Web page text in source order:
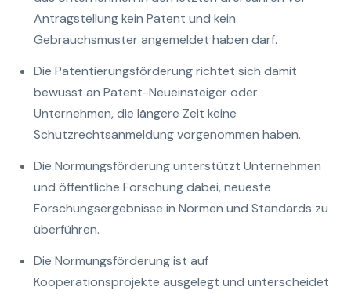
Antragstellung kein Patent und kein
Gebrauchsmuster angemeldet haben darf.
Die Patentierungsförderung richtet sich damit
bewusst an Patent-Neueinsteiger oder
Unternehmen, die längere Zeit keine
Schutzrechtsanmeldung vorgenommen haben.
Die Normungsförderung unterstützt Unternehmen
und öffentliche Forschung dabei, neueste
Forschungsergebnisse in Normen und Standards zu
überführen.
Die Normungsförderung ist auf
Kooperationsprojekte ausgelegt und unterscheidet